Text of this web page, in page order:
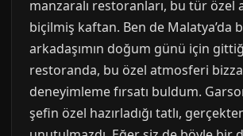
manzaralı restoranları, bu tür özel
biçilmiş kaftan. Ben de Malatya’da
arkadaşımın doğum günü için
restoranda, bu özel atmosferi
deneyimleme fırsatı buldum.
şefin özel hazırladığı tatlı,